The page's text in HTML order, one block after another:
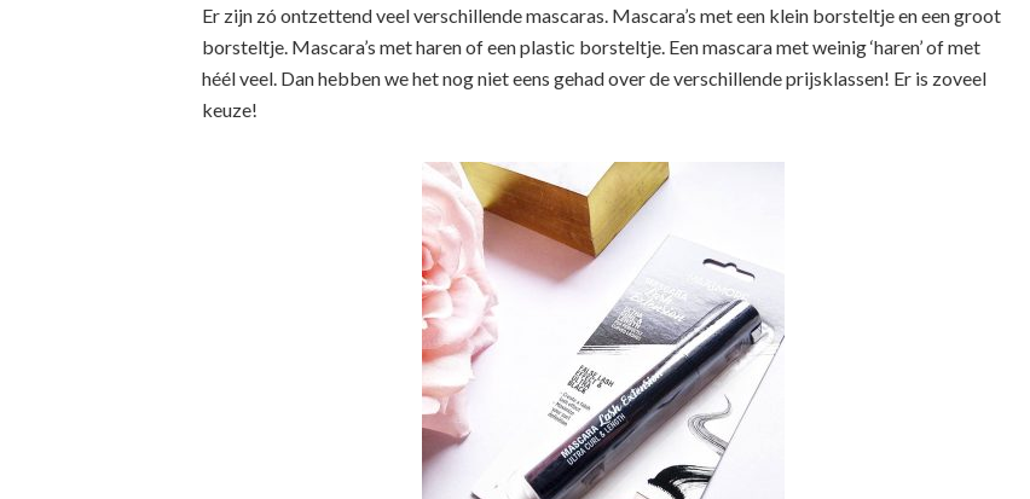
Er zijn zó ontzettend veel verschillende mascaras. Mascara’s met een klein borsteltje en een groot
borsteltje. Mascara’s met haren of een plastic borsteltje. Een mascara met weinig ‘haren’ of met
héél veel. Dan hebben we het nog niet eens gehad over de verschillende prijsklassen! Er is zoveel
keuze!